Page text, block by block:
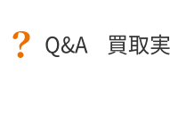
Q&A 買取